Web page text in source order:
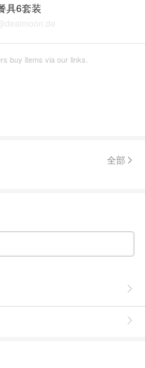
具6套装
@dealmoon.de
buy items via our links.
全部